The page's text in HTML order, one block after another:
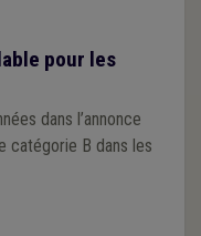
pour les
dans l’annonce
catégorie B dans les